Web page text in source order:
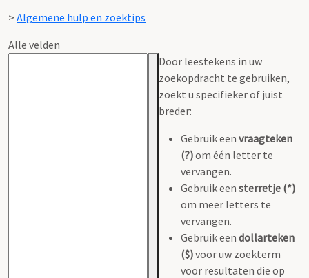
> Algemene hulp en zoektips
Alle velden
Door leestekens in uw
zoekopdracht te gebruiken,
zoekt u specifieker of juist
breder:
Gebruik een vraagteken
(?)om één letter te
vervangen.
Gebruik een sterretje (*)
om meer letters te
vervangen.
Gebruik een dollarteken
($)voor uw zoekterm
voor resultaten die op